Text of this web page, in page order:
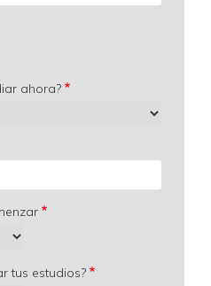
ahora?
tus estudios?